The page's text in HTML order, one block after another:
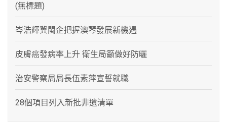
(無標題)
岑浩輝冀閩企把握澳琴發展新機遇
皮膚癌發病率上升 衛生局籲做好防曬
治安警察局局長伍素萍宣誓就職
28個項目列入新批非遺清單